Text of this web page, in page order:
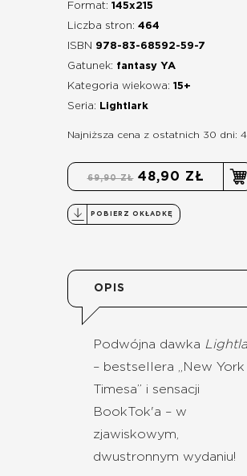
Format: 145x215
Liczba stron: 464
ISBN 978-83-68592-59-7
Gatunek: fantasy YA
Kategoria wiekowa: 15+
Seria:
Lightlark
Najniższa cena z ostatnich 30 dni:
69,90 ZŁ 48,90 ZŁ
POBIERZ OKŁADKĘ
OPIS
Podwójna dawka
– bestsellera „New York
Timesa” i sensacji
BookTok'a – w
zjawiskowym,
dwustronnym wydaniu!